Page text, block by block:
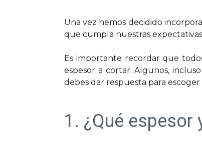
Una vez hemos decidido
que cumpla nuestras
Es importante recordar que
espesor a cortar. Algunos,
debes dar respuesta para
1. ¿Qué